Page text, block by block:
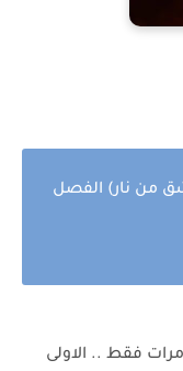
من نار) الفصل
فقط .. الاولى